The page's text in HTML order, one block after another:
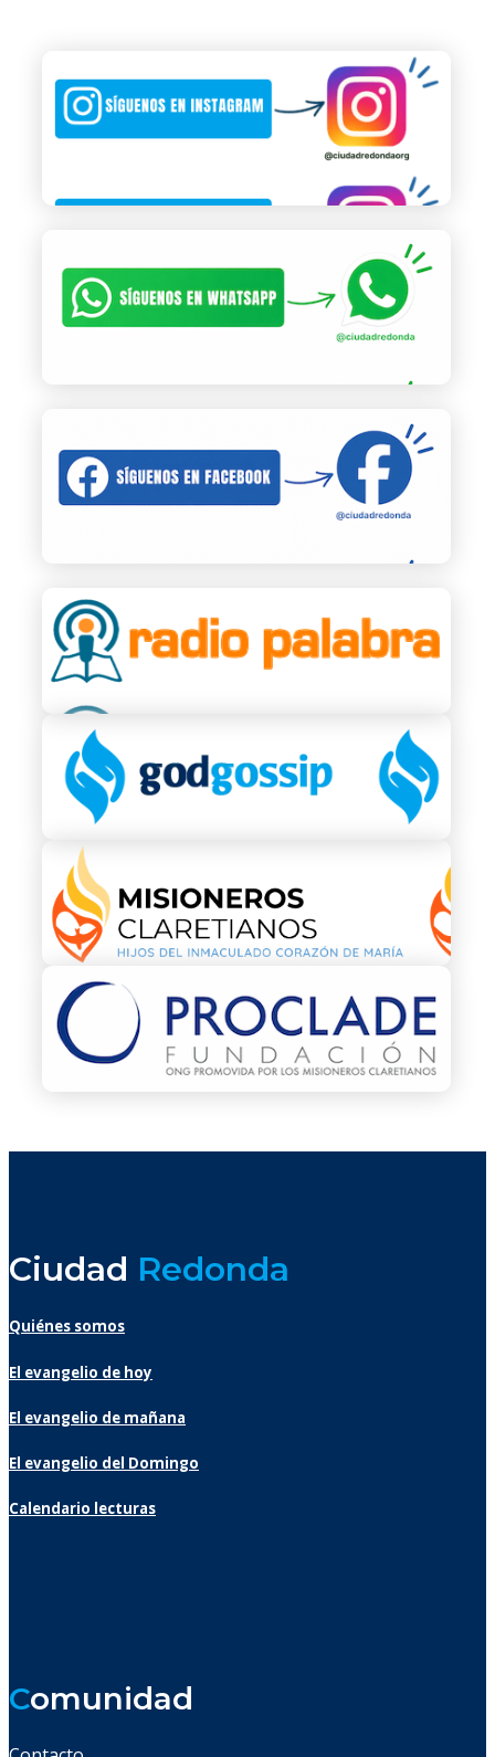
Ciudad Redonda
Quiénes somos
El evangelio de hoy
El evangelio de mañana
El evangelio del Domingo
Calendario lecturas
Comunidad